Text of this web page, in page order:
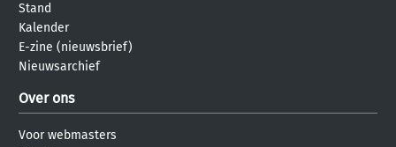
Stand
Kalender
E-zine (nieuwsbrief)
Nieuwsarchief
Over ons
Voor webmasters